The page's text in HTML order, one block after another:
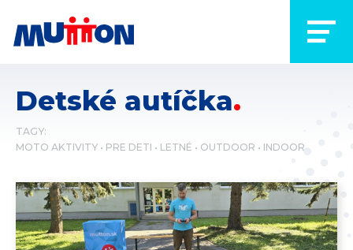
Detské autíčka
TAGY:
MOTO AKTIVITY
PRE DETI LETNÉ OUTDOOR INDOOR